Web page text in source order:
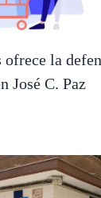
la
José C. Paz